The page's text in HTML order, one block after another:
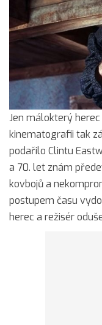
Jen málokterý
kinematografii tak
podařilo Clintu
a 70. let znám
kovbojů a
postupem času
herec a režisér